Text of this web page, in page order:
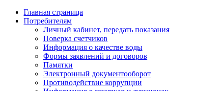
Главная страница
Потребителям
Личный кабинет, передать показания
Поверка счетчиков
Информация о качестве воды
Формы заявлений и договоров
Памятки
Электронный документооборот
Противодействие коррупции